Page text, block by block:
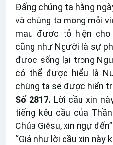
Đấng chúng ta hằng
và chúng ta mong mỏi
mau được tỏ hiện cho
cũng như Người là sự
được sống lại trong
có thể được hiểu là
chúng ta sẽ được hiển
Số 2817. Lời cầu xin
tiếng kêu cầu của
Chúa Giêsu, xin ngự đến”:
“Giả như lời cầu xin này